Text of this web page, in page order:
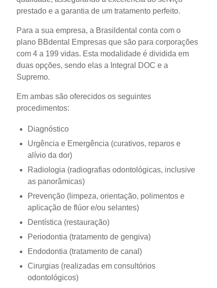
prestado e a garantia de um tratamento perfeito.
Para a sua empresa, a Brasildental conta com o
plano BBdental Empresas que são para corporações
com 4 a 199 vidas. Esta modalidade é dividida em
duas opções, sendo elas a Integral DOC e a
Supremo.
Em ambas são oferecidos os seguintes
procedimentos:
Diagnóstico
Urgência e Emergência (curativos, reparos e
alívio da dor)
Radiologia (radiografias odontológicas, inclusive
as panorâmicas)
Prevenção (limpeza, orientação, polimentos e
aplicação de flúor e/ou selantes)
Dentística (restauração)
Periodontia (tratamento de gengiva)
Endodontia (tratamento de canal)
Cirurgias (realizadas em consultórios
odontológicos)